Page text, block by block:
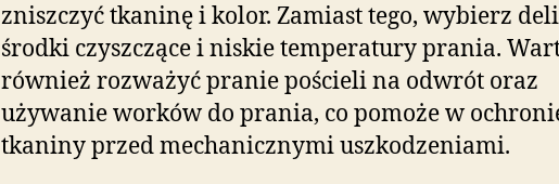
zniszczyć tkaninę i kolor. Zamiast tego, wybierz
środki czyszczące i niskie temperatury prania.
również rozważyć pranie pościeli na odwrót oraz
używanie worków do prania, co pomoże w
tkaniny przed mechanicznymi uszkodzeniami.